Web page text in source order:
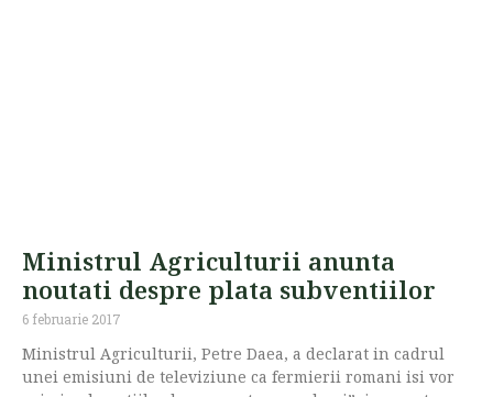
Ministrul Agriculturii anunta
noutati despre plata subventiilor
6 februarie 2017
Ministrul Agriculturii, Petre Daea, a declarat in cadrul
unei emisiuni de televiziune ca fermierii romani isi vor